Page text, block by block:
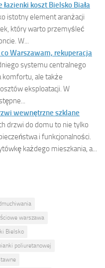
koszt Bielsko Biała
istotny element aranżacji
który warto przemyśleć
W...
Warszawam, rekuperacja
systemu centralnego
komfortu, ale także
eksploatacji. W
wewnętrzne szklane
drzwi do domu to nie tylko
i funkcjonalności.
każdego mieszkania, a...
warszawa
Bielsko
poliuretanowej